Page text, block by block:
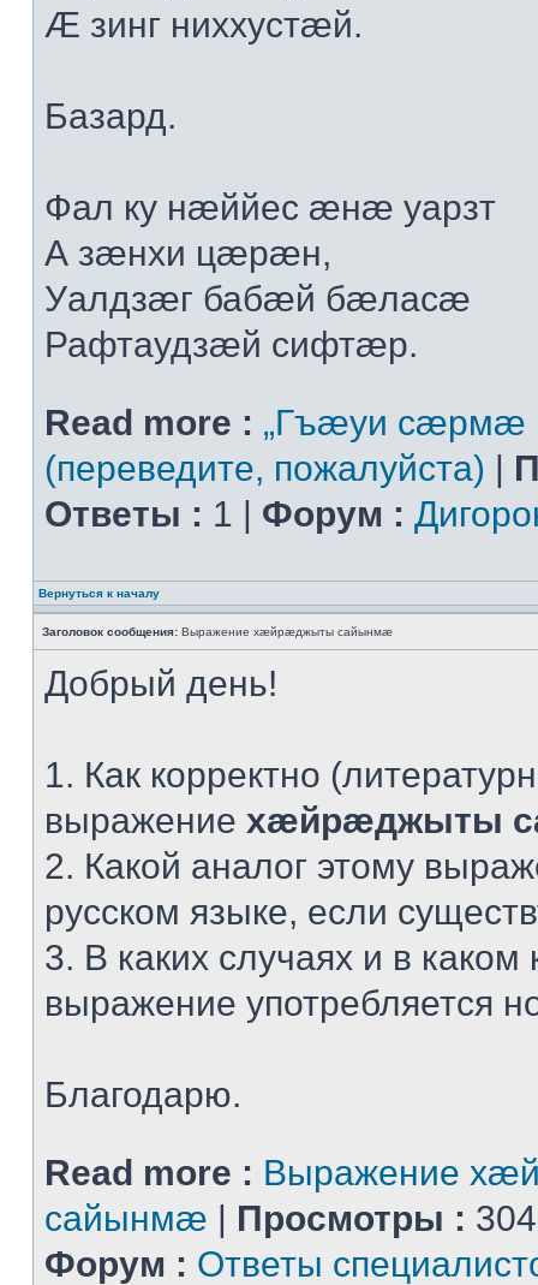
Æ зинг ниххустæй.
Базард.
Фал ку нæййес æнæ уарзт
А зæнхи цæрæн,
Уалдзæг бабæй бæласæ
Рафтаудзæй сифтæр.
Read more : „Гъæуи сæрмæ
(переведите, пожалуйста) |
Ответы : 1 | Форум :
Вернуться к началу
Заголовок сообщения: Выражение хæйрæджыты сайынмæ
Добрый день!
1. Как корректно
выражение хæйрæджыты
2. Какой аналог этому
русском языке, если
3. В каких случаях и в каком
выражение употребляется
Благодарю.
Read more : Выражение
сайынмæ | Просмотры :
Форум : Ответы